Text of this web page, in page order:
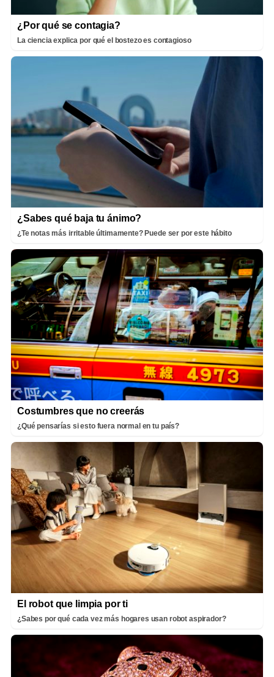
¿Por qué se contagia?
La ciencia explica por qué el bostezo es contagioso
¿Sabes qué baja tu ánimo?
¿Te notas más irritable últimamente? Puede ser por este hábito
Costumbres que no creerás
¿Qué pensarías si esto fuera normal en tu país?
El robot que limpia por ti
¿Sabes por qué cada vez más hogares usan robot aspirador?